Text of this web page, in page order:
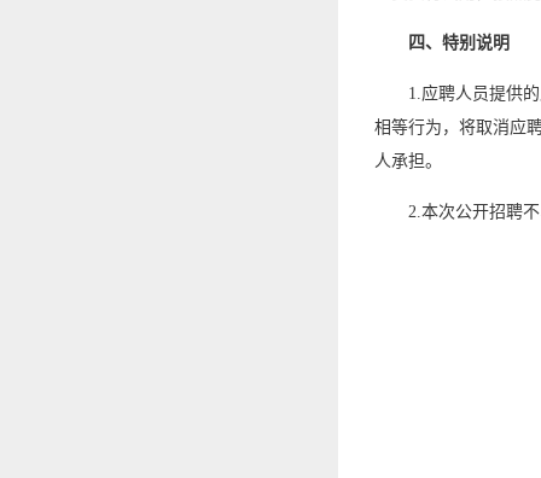
四、特别说明
1.应聘人员提供
相等行为，将取消应
人承担。
2.本次公开招聘